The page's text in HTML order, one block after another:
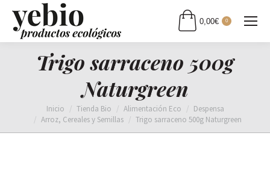
0,00€ 0
Trigo sarraceno 500g
Naturgreen
Estás aquí:Inicio Tienda Bio Alimentación Eco
Despensa
Arroz, Cereales y Semillas
Trigo sarraceno 500g Naturgreen